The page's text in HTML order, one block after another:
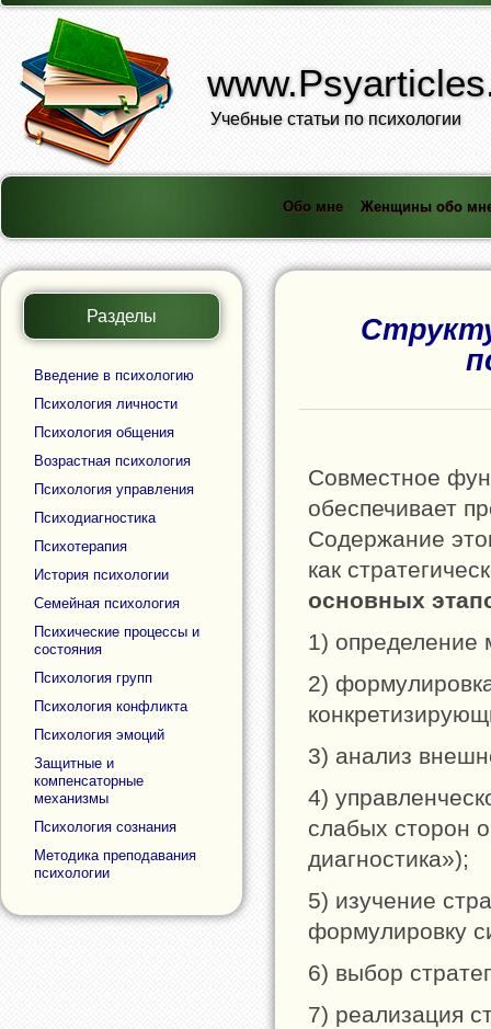
Учебные статьи по психологии
Обо мне Женщины обо
Разделы
Введение в психологию
Психология личности
Психология общения
Возрастная психология
Психология управления
Психодиагностика
Психотерапия
История психологии
Семейная психология
Психические процессы и
состояния
Психология групп
Психология конфликта
Психология эмоций
Защитные и
компенсаторные
механизмы
Психология сознания
Методика преподавания
психологии
Совместное
обеспечивает
Содержание
как
основных
1) определение
2)
3) анализ
4)
слабых сторон
диагностика»);
5) изучение
формулировку
6) выбор
7) реализация